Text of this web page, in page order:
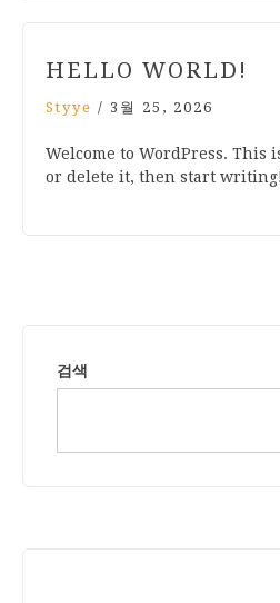
HELLO WORLD!
Styye / 3월 25, 2026
Welcome to WordPress. This
or delete it, then start writing!
검색